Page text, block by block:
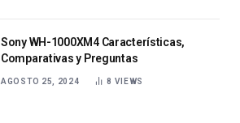
Sony WH-1000XM4 Características,
Comparativas y Preguntas
AGOSTO 25, 2024 8 VIEWS